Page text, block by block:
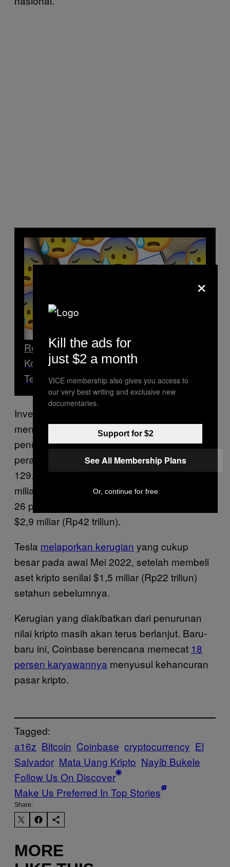
Read Next
Komunitas Pegiat Kripto Sangat Berisiko
Terjerat Problem Kesehatan Mental
Investor Bitcoin di seluruh dunia telah
mencatat kerugian besar-besaran akibat
penurunan nilai aset kripto. Perusahaan
perangkat lunak MicroStrategy membeli
129.218 keping Bitcoin seharga nyaris $4
miliar (Rp59 triliun), tapi sekarang kehilangan
26 persen dari nilai awal asetnya menjadi
$2,9 miliar (Rp42 triliun).
Tesla melaporkan kerugian yang cukup
besar pada awal Mei 2022, setelah membeli
aset kripto senilai $1,5 miliar (Rp22 triliun)
setahun sebelumnya.
Kerugian yang diakibatkan dari penurunan
nilai kripto masih akan terus berlanjut. Baru-
baru ini, Coinbase berencana memecat 18
persen karyawannya menyusul kehancuran
pasar kripto.
Tagged:
a16z Bitcoin Coinbase cryptocurrency El
Salvador Mata Uang Kripto Nayib Bukele
Follow Us On Discover
Make Us Preferred In Top Stories
Share:
MORE
×
Kill the ads for
just $2 a month
VICE membership also gives you access to
our very best writing and exclusive new
documentaries.
Support for $2
See All Membership Plans
Or, continue for free